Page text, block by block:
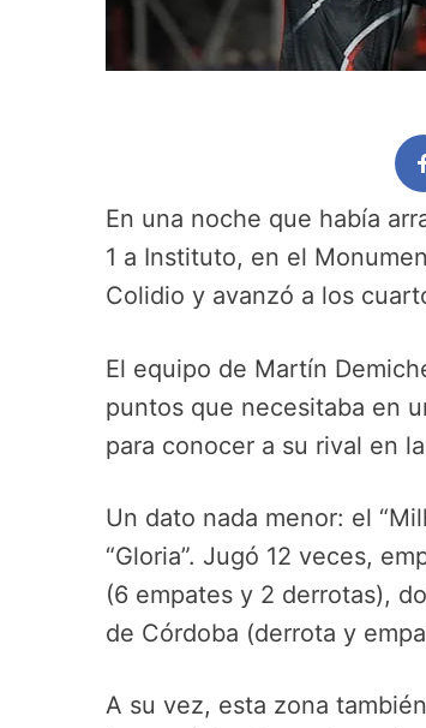
En una noche que había
1 a Instituto, en el
Colidio y avanzó a los
El equipo de Martín
puntos que necesitaba en
para conocer a su rival en
Un dato nada menor: el
“Gloria”. Jugó 12 veces,
(6 empates y 2 derrotas),
de Córdoba (derrota y
A su vez, esta zona